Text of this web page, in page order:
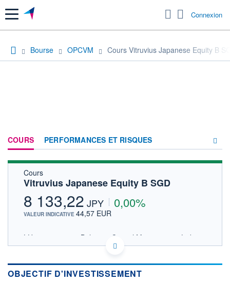
Menu Connexion
Bourse OPCVM Cours Vitruvius Japanese Equity B
COURS PERFORMANCES ET RISQUES
FORUM
Cours
Vitruvius Japanese Equity B SGD
8 133,22 JPY 0,00%
VALEUR INDICATIVE 44,57 EUR
LU0725174402 - Belgrave Capital Management Ltd
OPCVM DERNIER COURS CONNU AU 10/06/2014
OBJECTIF D'INVESTISSEMENT